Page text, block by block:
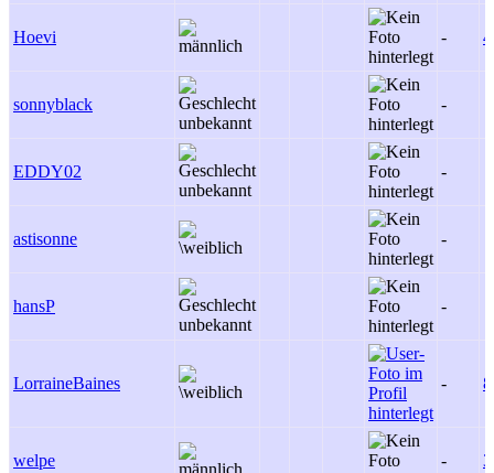
Hoevi - 4
sonnyblack -
EDDY02 -
astisonne -
hansP -
LorraineBaines - 8
welpe - 3